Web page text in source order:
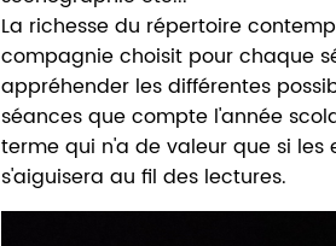
La richesse du répertoire
compagnie choisit pour chaque
appréhender les différentes
séances que compte l'année
terme qui n'a de valeur que si
s'aiguisera au fil des lectures.